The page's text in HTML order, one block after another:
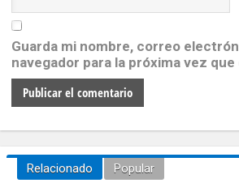
Guarda mi nombre, correo
navegador para la próxima vez
Relacionado Popular